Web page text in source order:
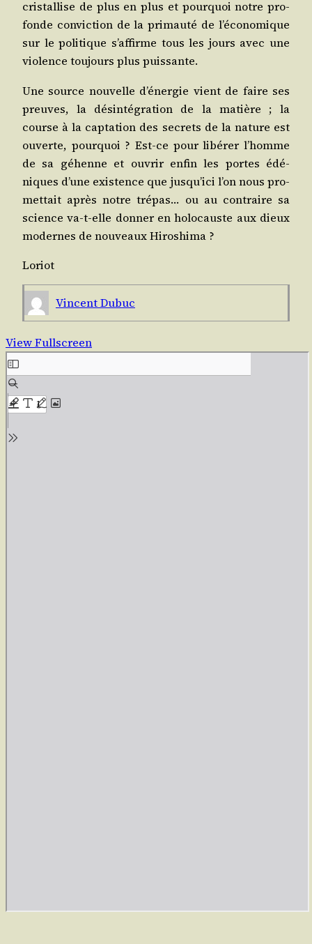
cris­tal­lise de plus en plus et pour­quoi notre pro­
fonde convic­tion de la pri­mau­té de l’é­co­no­mique
sur le poli­tique s’af­firme tous les jours avec une
vio­lence tou­jours plus puissante.
Une source nou­velle d’éner­gie vient de faire ses
preuves, la dés­in­té­gra­tion de la matière ; la
course à la cap­ta­tion des secrets de la nature est
ouverte, pour­quoi ? Est-ce pour libé­rer l’homme
de sa géhenne et ouvrir enfin les portes édé­
niques d’une exis­tence que jus­qu’i­ci l’on nous pro­
met­tait après notre tré­pas… ou au contraire sa
science va-t-elle don­ner en holo­causte aux dieux
modernes de nou­veaux Hiroshima ?
Loriot
Vincent Dubuc
View Fullscreen